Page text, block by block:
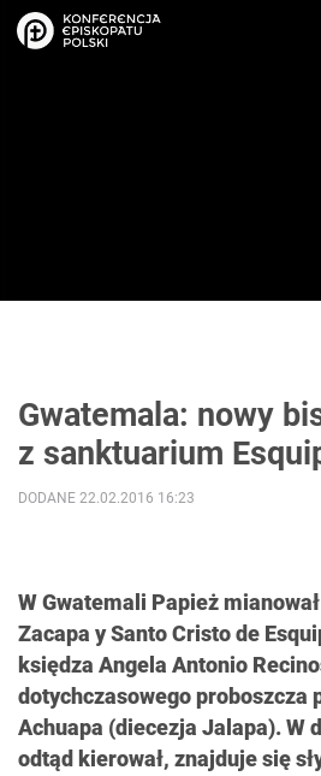
Gwatemala: nowy
z sanktuarium
W Gwatemali Papież
Zacapa y Santo Cristo de
księdza Angela Antonio
dotychczasowego proboszcza
Achuapa (diecezja Jalapa). W
odtąd kierował, znajduje się
DODANE 22.02.2016 16:23